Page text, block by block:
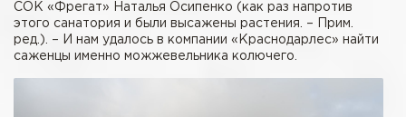
СОК «Фрегат» Наталья Осипенко (как раз напротив
этого санатория и были высажены растения. – Прим.
ред.). – И нам удалось в компании «Краснодарлес» найти
саженцы именно можжевельника колючего.